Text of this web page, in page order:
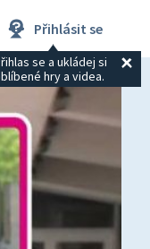
Přihlásit se
se a ukládej si
hry a videa.